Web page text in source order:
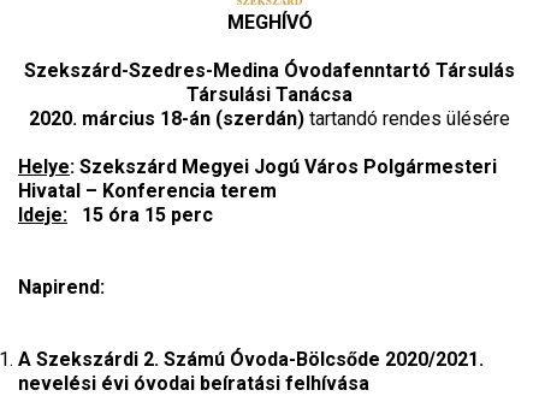
MEGHÍVÓ
Szekszárd-Szedres-Medina Óvodafenntartó Társulás
Társulási Tanácsa
2020. március 18-án (szerdán) tartandó rendes ülésére
Helye: Szekszárd Megyei Jogú Város Polgármesteri
Hivatal – Konferencia terem
Ideje: 15 óra 15 perc
Napirend:
A Szekszárdi 2. Számú Óvoda-Bölcsőde 2020/2021.
nevelési évi óvodai beíratási felhívása